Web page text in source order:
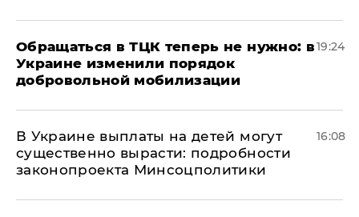
Обращаться в ТЦК теперь не нужно: в
Украине изменили порядок
добровольной мобилизации
19:24
В Украине выплаты на детей могут
существенно вырасти: подробности
законопроекта Минсоцполитики
16:08